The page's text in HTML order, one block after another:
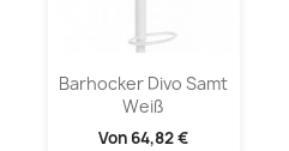
Barhocker Divo Samt
Weiß
Von 64,82 €